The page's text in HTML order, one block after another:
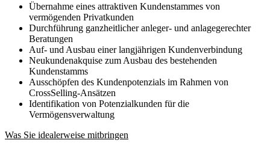
Übernahme eines attraktiven Kundenstammes von
vermögenden Privatkunden
Durchführung ganzheitlicher anleger- und anlagegerechter
Beratungen
Auf- und Ausbau einer langjährigen Kundenverbindung
Neukundenakquise zum Ausbau des bestehenden
Kundenstamms
Ausschöpfen des Kundenpotenzials im Rahmen von
CrossSelling-Ansätzen
Identifikation von Potenzialkunden für die
Vermögensverwaltung
Was Sie idealerweise mitbringen